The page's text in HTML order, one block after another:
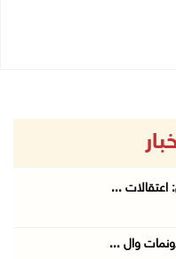
اعتقالات ...